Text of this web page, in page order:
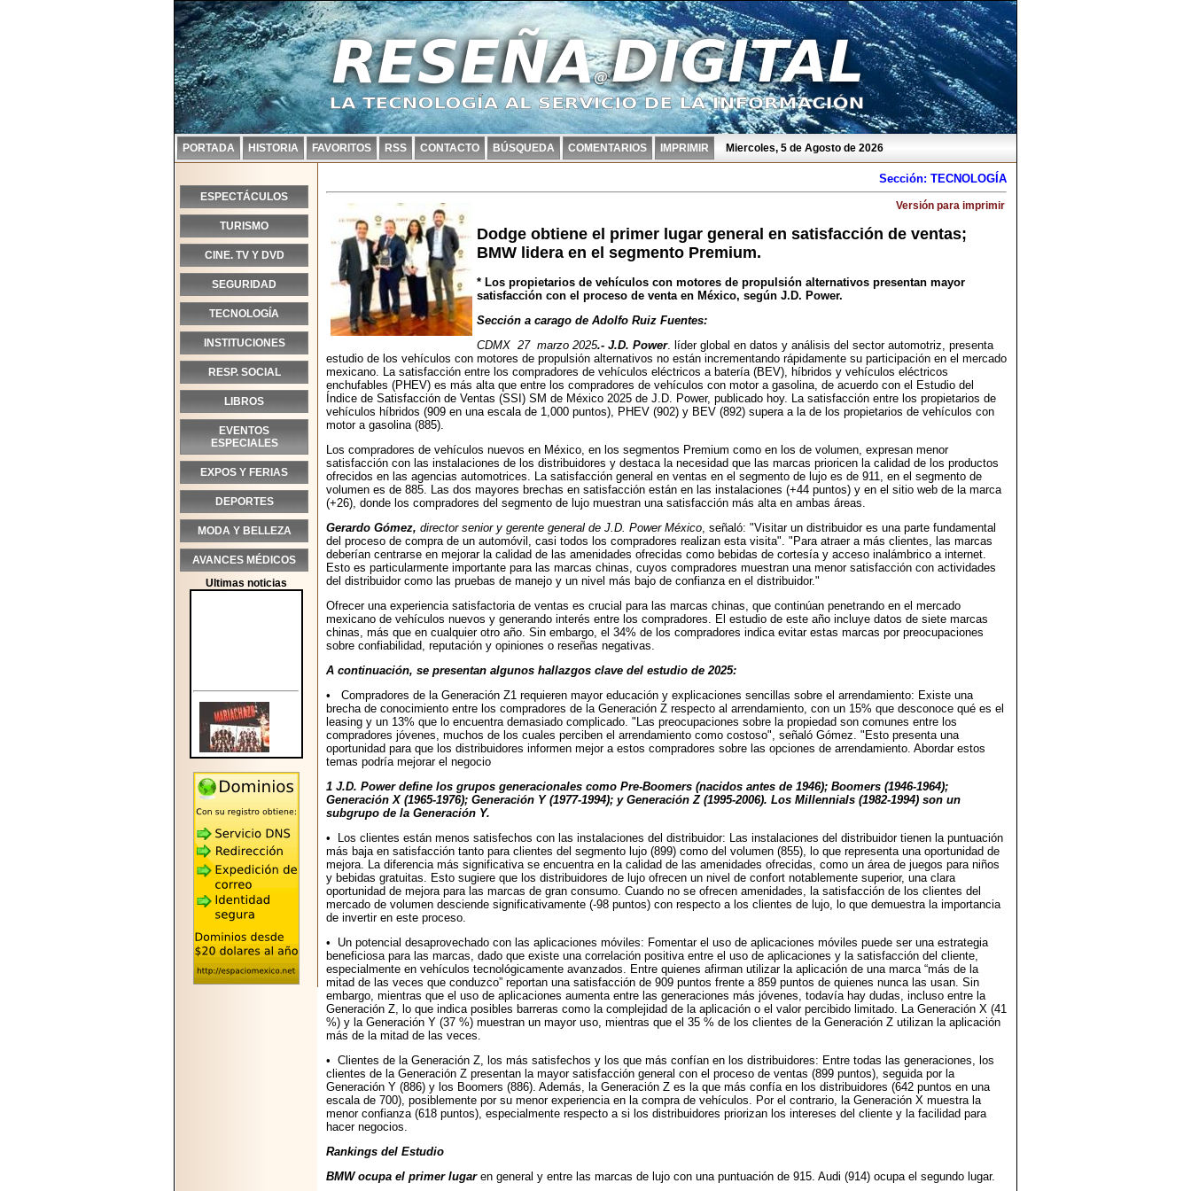
PORTADA HISTORIA FAVORITOS RSS CONTACTO BÚSQUEDA COMENTARIOS IMPRIMIR Miercoles, 5 de Agosto de 2026
ESPECTÁCULOS
TURISMO
CINE. TV Y DVD
SEGURIDAD
TECNOLOGÍA
INSTITUCIONES
RESP. SOCIAL
LIBROS
EVENTOS
ESPECIALES
EXPOS Y FERIAS
DEPORTES
MODA Y BELLEZA
AVANCES MÉDICOS
Ultimas noticias
2026-05-25
"MARIACHAZO"
REÚNE A LAS
LEYENDAS
MARIACHI VARGAS
Y NUEVO
TECALITLÁN EN LA
ARENA CDMX.
2025-10-16
Sección: TECNOLOGÍA
Versión para imprimir
Dodge obtiene el primer lugar general en satisfacción de ventas;
BMW lidera en el segmento Premium.
* Los propietarios de vehículos con motores de propulsión alternativos presentan mayor
satisfacción con el proceso de venta en México, según J.D. Power.
Sección a carago de Adolfo Ruiz Fuentes:
CDMX 27 marzo 2025.- J.D. Power. líder global en datos y análisis del sector automotriz, presenta
estudio de los vehículos con motores de propulsión alternativos no están incrementando rápidamente su participación en el mercado
mexicano. La satisfacción entre los compradores de vehículos eléctricos a batería (BEV), híbridos y vehículos eléctricos
enchufables (PHEV) es más alta que entre los compradores de vehículos con motor a gasolina, de acuerdo con el Estudio del
Índice de Satisfacción de Ventas (SSI) SM de México 2025 de J.D. Power, publicado hoy. La satisfacción entre los propietarios de
vehículos híbridos (909 en una escala de 1,000 puntos), PHEV (902) y BEV (892) supera a la de los propietarios de vehículos con
motor a gasolina (885).
Los compradores de vehículos nuevos en México, en los segmentos Premium como en los de volumen, expresan menor
satisfacción con las instalaciones de los distribuidores y destaca la necesidad que las marcas prioricen la calidad de los productos
ofrecidos en las agencias automotrices. La satisfacción general en ventas en el segmento de lujo es de 911, en el segmento de
volumen es de 885. Las dos mayores brechas en satisfacción están en las instalaciones (+44 puntos) y en el sitio web de la marca
(+26), donde los compradores del segmento de lujo muestran una satisfacción más alta en ambas áreas.
Gerardo Gómez, director senior y gerente general de J.D. Power México, señaló: "Visitar un distribuidor es una parte fundamental
del proceso de compra de un automóvil, casi todos los compradores realizan esta visita". "Para atraer a más clientes, las marcas
deberían centrarse en mejorar la calidad de las amenidades ofrecidas como bebidas de cortesía y acceso inalámbrico a internet.
Esto es particularmente importante para las marcas chinas, cuyos compradores muestran una menor satisfacción con actividades
del distribuidor como las pruebas de manejo y un nivel más bajo de confianza en el distribuidor."
Ofrecer una experiencia satisfactoria de ventas es crucial para las marcas chinas, que continúan penetrando en el mercado
mexicano de vehículos nuevos y generando interés entre los compradores. El estudio de este año incluye datos de siete marcas
chinas, más que en cualquier otro año. Sin embargo, el 34% de los compradores indica evitar estas marcas por preocupaciones
sobre confiabilidad, reputación y opiniones o reseñas negativas.
A continuación, se presentan algunos hallazgos clave del estudio de 2025:
• Compradores de la Generación Z1 requieren mayor educación y explicaciones sencillas sobre el arrendamiento: Existe una
brecha de conocimiento entre los compradores de la Generación Z respecto al arrendamiento, con un 15% que desconoce qué es el
leasing y un 13% que lo encuentra demasiado complicado. "Las preocupaciones sobre la propiedad son comunes entre los
compradores jóvenes, muchos de los cuales perciben el arrendamiento como costoso", señaló Gómez. "Esto presenta una
oportunidad para que los distribuidores informen mejor a estos compradores sobre las opciones de arrendamiento. Abordar estos
temas podría mejorar el negocio
1 J.D. Power define los grupos generacionales como Pre-Boomers (nacidos antes de 1946); Boomers (1946-1964);
Generación X (1965-1976); Generación Y (1977-1994); y Generación Z (1995-2006). Los Millennials (1982-1994) son un
subgrupo de la Generación Y.
• Los clientes están menos satisfechos con las instalaciones del distribuidor: Las instalaciones del distribuidor tienen la puntuación
más baja en satisfacción tanto para clientes del segmento lujo (899) como del volumen (855), lo que representa una oportunidad de
mejora. La diferencia más significativa se encuentra en la calidad de las amenidades ofrecidas, como un área de juegos para niños
y bebidas gratuitas. Esto sugiere que los distribuidores de lujo ofrecen un nivel de confort notablemente superior, una clara
oportunidad de mejora para las marcas de gran consumo. Cuando no se ofrecen amenidades, la satisfacción de los clientes del
mercado de volumen desciende significativamente (-98 puntos) con respecto a los clientes de lujo, lo que demuestra la importancia
de invertir en este proceso.
• Un potencial desaprovechado con las aplicaciones móviles: Fomentar el uso de aplicaciones móviles puede ser una estrategia
beneficiosa para las marcas, dado que existe una correlación positiva entre el uso de aplicaciones y la satisfacción del cliente,
especialmente en vehículos tecnológicamente avanzados. Entre quienes afirman utilizar la aplicación de una marca “más de la
mitad de las veces que conduzco” reportan una satisfacción de 909 puntos frente a 859 puntos de quienes nunca las usan. Sin
embargo, mientras que el uso de aplicaciones aumenta entre las generaciones más jóvenes, todavía hay dudas, incluso entre la
Generación Z, lo que indica posibles barreras como la complejidad de la aplicación o el valor percibido limitado. La Generación X (41
%) y la Generación Y (37 %) muestran un mayor uso, mientras que el 35 % de los clientes de la Generación Z utilizan la aplicación
más de la mitad de las veces.
• Clientes de la Generación Z, los más satisfechos y los que más confían en los distribuidores: Entre todas las generaciones, los
clientes de la Generación Z presentan la mayor satisfacción general con el proceso de ventas (899 puntos), seguida por la
Generación Y (886) y los Boomers (886). Además, la Generación Z es la que más confía en los distribuidores (642 puntos en una
escala de 700), posiblemente por su menor experiencia en la compra de vehículos. Por el contrario, la Generación X muestra la
menor confianza (618 puntos), especialmente respecto a si los distribuidores priorizan los intereses del cliente y la facilidad para
hacer negocios.
Rankings del Estudio
BMW ocupa el primer lugaren general y entre las marcas de lujo con una puntuación de 915. Audi (914) ocupa el segundo lugar.